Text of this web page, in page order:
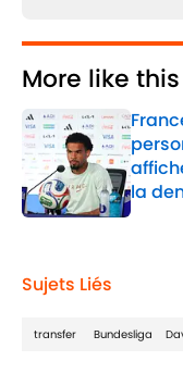
More like this
la
Sujets Liés
transfer Bundesliga